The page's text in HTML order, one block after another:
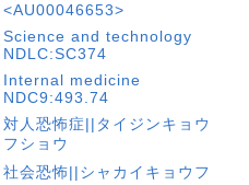
<AU00046653>
Science and technology
NDLC:SC374
Internal medicine
NDC9:493.74
対人恐怖症||タイジンキョウ
フショウ
社会恐怖||シャカイキョウフ